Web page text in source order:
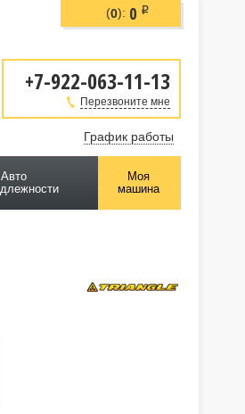
+7-922-063-11-13
Перезвоните мне
График работы
Авто
Моя
машина
(0): 0 i